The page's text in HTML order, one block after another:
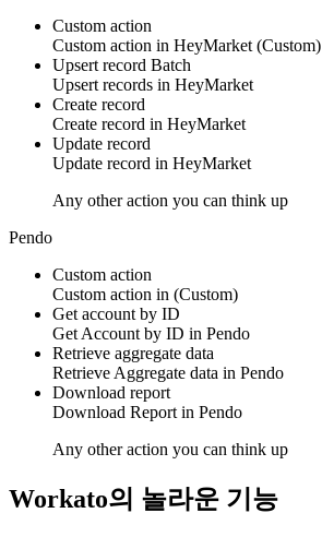
Custom action
Custom action in HeyMarket (Custom)
Upsert record Batch
Upsert records in HeyMarket
Create record
Create record in HeyMarket
Update record
Update record in HeyMarket
Any other action you can think up
Pendo
Custom action
Custom action in (Custom)
Get account by ID
Get Account by ID in Pendo
Retrieve aggregate data
Retrieve Aggregate data in Pendo
Download report
Download Report in Pendo
Any other action you can think up
Workato의 놀라운 기능